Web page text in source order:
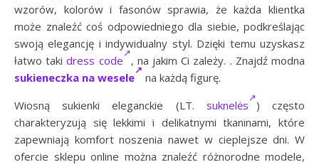
wzorów, kolorów i fasonów sprawia, że każda klientka
może znaleźć coś odpowiedniego dla siebie, podkreślając
swoją elegancję i indywidualny styl. Dzięki temu uzyskasz
łatwo takidress code
, na jakim Ci zależy. . Znajdź modna
sukieneczka na wesele
na każdą figurę.
Wiosną sukienki eleganckie (LT. suknelės
) często
charakteryzują się lekkimi i delikatnymi tkaninami, które
zapewniają komfort noszenia nawet w cieplejsze dni. W
ofercie sklepu online można znaleźć różnorodne modele,